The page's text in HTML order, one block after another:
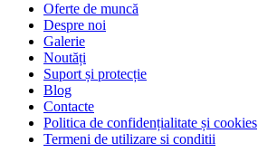
Oferte de muncă
Despre noi
Galerie
Noutăți
Suport și protecție
Blog
Contacte
Politica de confidențialitate și cookies
Termeni de utilizare si conditii